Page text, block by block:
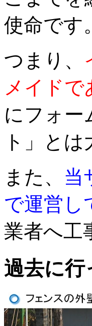
使命です。
つまり、
メイド
にフォー
ト」と
また、 当
で運営し
業者へ工
過去に行